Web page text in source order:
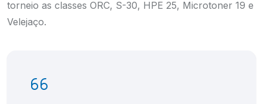
torneio as classes ORC, S-30, HPE 25, Microtoner 19 e
Velejaço.